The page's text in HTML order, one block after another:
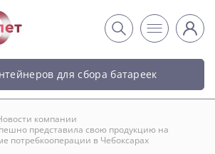
для сбора батареек
компании
представила свою продукцию на
потребкооперации в Чебоксарах